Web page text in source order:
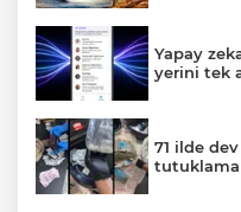
Yapay
yerini tek
71 ilde
tutuklama